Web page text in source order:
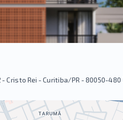
- Cristo Rei - Curitiba/PR - 80050-480